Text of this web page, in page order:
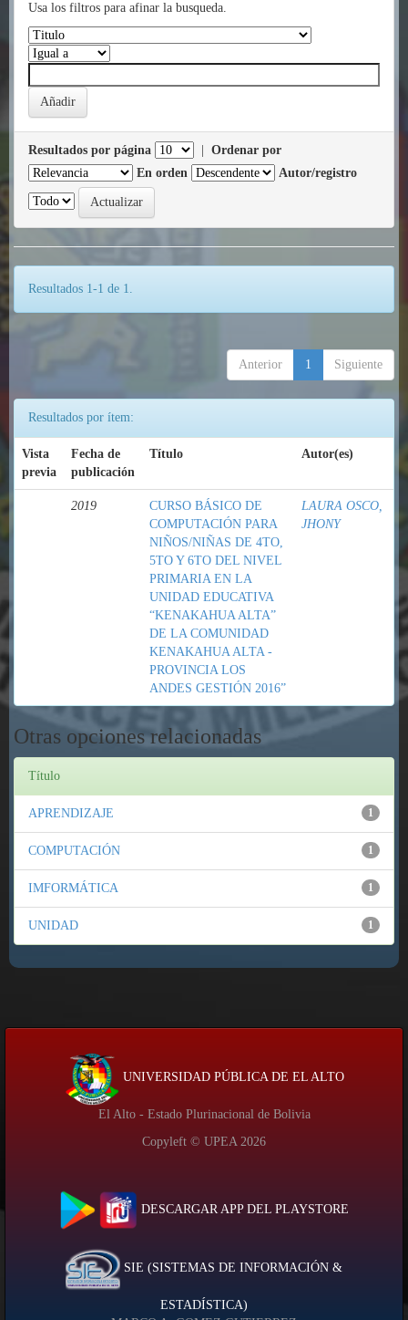
Usa los filtros para afinar la busqueda.
Resultados por página
Ordenar por
En orden
Autor/registro
Resultados 1-1 de 1.
Anterior 1 Siguiente
Resultados por ítem:
Vista
previa
Fecha de
publicación
Título Autor(es)
2019
CURSO BÁSICO DE
COMPUTACIÓN PARA
NIÑOS/NIÑAS DE 4TO,
5TO Y 6TO DEL NIVEL
PRIMARIA EN LA
UNIDAD EDUCATIVA
“KENAKAHUA ALTA”
DE LA COMUNIDAD
KENAKAHUA ALTA -
PROVINCIA LOS
ANDES GESTIÓN 2016”
LAURA OSCO,
JHONY
Otras opciones relacionadas
Título
1
APRENDIZAJE
1
COMPUTACIÓN
1
IMFORMÁTICA
1
UNIDAD
UNIVERSIDAD PÚBLICA DE EL ALTO
El Alto - Estado Plurinacional de Bolivia
Copyleft © UPEA 2026
DESCARGAR APP DEL PLAYSTORE
SIE (SISTEMAS DE INFORMACIÓN &
ESTADÍSTICA)